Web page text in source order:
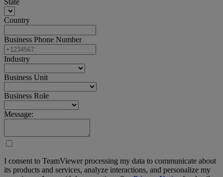
State
Country
Business Phone Number
Industry
Business Unit
Business Role
Message:
I consent to TeamViewer processing my data to communicate about
its products and services, analyze interactions, and personalize my